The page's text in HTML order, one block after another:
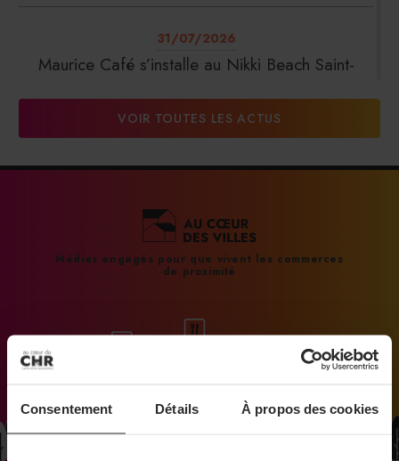
Consentement Détails À propos des cookies
31/07/2026
Maurice Café s’installe au Nikki Beach Saint-
DalterFood Group franchit les 200 millions
31/07/2026
La Liste : La Réserve Paris de nouveau meilleur
maison de collectionneur
VOIR TOUTES LES ACTUS
Médias engagés pour que vivent les commerces
de proximité